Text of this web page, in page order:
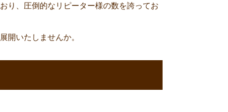
り、圧倒的なリピーター様の数を誇ってお
開いたしませんか。